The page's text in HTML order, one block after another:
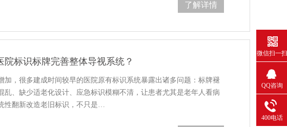
了解详情
院标识标牌完善整体导视系统？
加，很多建成时间较早的医院原有标识系统暴露出诸多问题：标牌褪
乱、缺少适老化设计、应急标识模糊不清，让患者尤其是老年人看病
性翻新改造老旧标识，不只是…
微信扫一扫
QQ咨询
400电话